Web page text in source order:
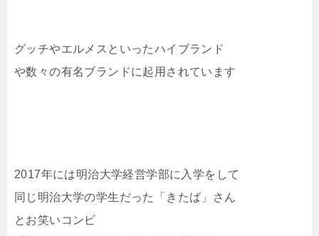
グッチやエルメスといったハイブランド
や数々の有名ブランドに起用されています
2017年には明治大学経営学部に入学をして
同じ明治大学の学生だった「きたば」さん
とお笑いコンビ